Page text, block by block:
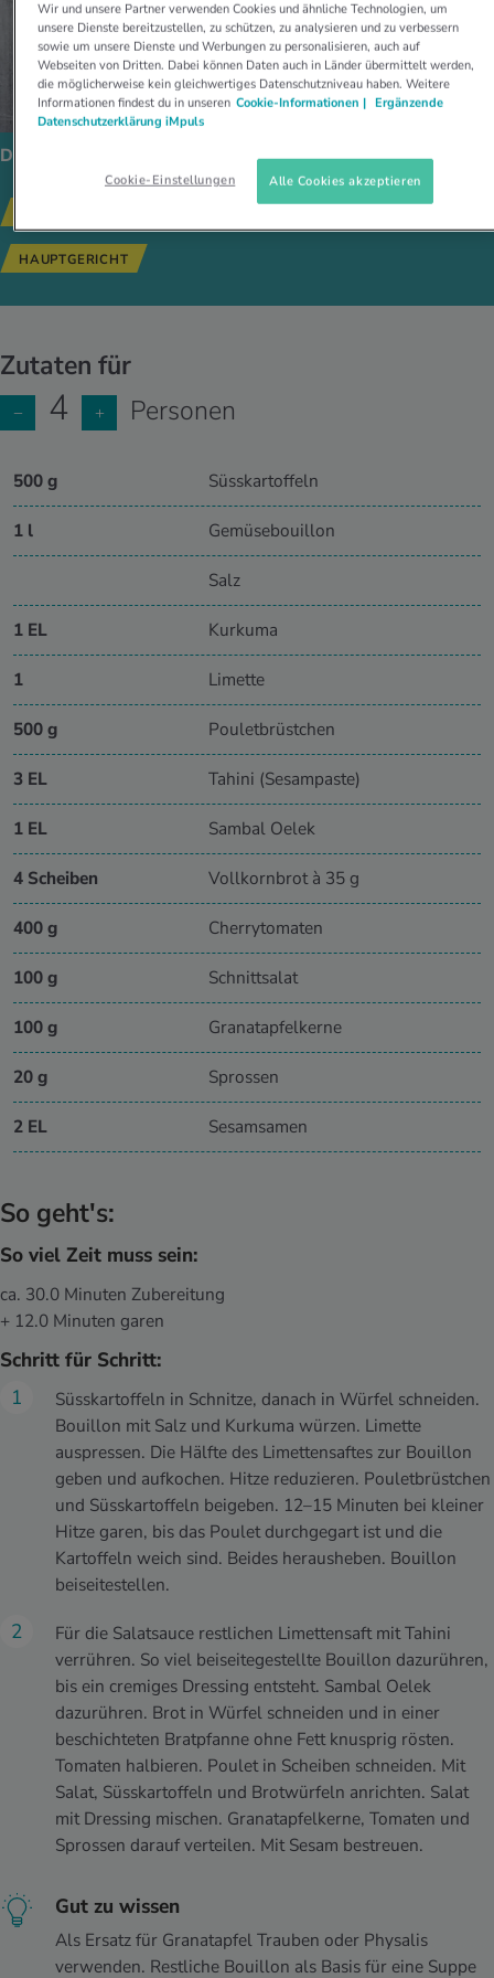
Dieses Gericht passt zu:
HAUPTGERICHT
Zutaten für
− 4 + Personen
500 g Süsskartoffeln
1 l Gemüsebouillon
Salz
1 EL Kurkuma
1 Limette
500 g Pouletbrüstchen
3 EL Tahini (Sesampaste)
1 EL Sambal Oelek
4 Scheiben Vollkornbrot à 35 g
400 g Cherrytomaten
100 g Schnittsalat
100 g Granatapfelkerne
20 g Sprossen
2 EL Sesamsamen
So geht's:
So viel Zeit muss sein:
ca. 30.0 Minuten Zubereitung
+ 12.0 Minuten garen
Schritt für Schritt:
Süsskartoffeln in Schnitze, danach in Würfel schneiden.
Bouillon mit Salz und Kurkuma würzen. Limette
auspressen. Die Hälfte des Limettensaftes zur Bouillon
geben und aufkochen. Hitze reduzieren. Pouletbrüstchen
und Süsskartoffeln beigeben. 12–15 Minuten bei kleiner
Hitze garen, bis das Poulet durchgegart ist und die
Kartoffeln weich sind. Beides herausheben. Bouillon
beiseitestellen.
Für die Salatsauce restlichen Limettensaft mit Tahini
verrühren. So viel beiseitegestellte Bouillon dazurühren,
bis ein cremiges Dressing entsteht. Sambal Oelek
dazurühren. Brot in Würfel schneiden und in einer
beschichteten Bratpfanne ohne Fett knusprig rösten.
Tomaten halbieren. Poulet in Scheiben schneiden. Mit
Salat, Süsskartoffeln und Brotwürfeln anrichten. Salat
mit Dressing mischen. Granatapfelkerne, Tomaten und
Sprossen darauf verteilen. Mit Sesam bestreuen.
Gut zu wissen
Als Ersatz für Granatapfel Trauben oder Physalis
verwenden. Restliche Bouillon als Basis für eine Suppe
Wir und unsere Partner verwenden Cookies und ähnliche Technologien, um
unsere Dienste bereitzustellen, zu schützen, zu analysieren und zu verbessern
sowie um unsere Dienste und Werbungen zu personalisieren, auch auf
Webseiten von Dritten. Dabei können Daten auch in Länder übermittelt werden,
die möglicherweise kein gleichwertiges Datenschutzniveau haben. Weitere
Informationen findest du in unseren Cookie-Informationen | Ergänzende
Datenschutzerklärung iMpuls
Cookie-Einstellungen Alle Cookies akzeptieren